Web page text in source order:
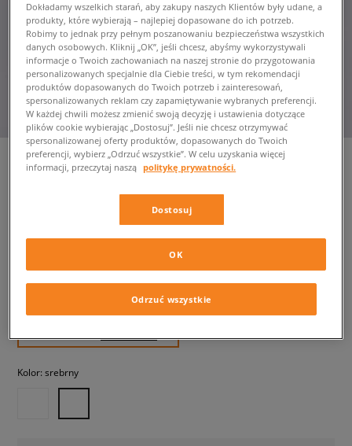
184,99 zł z VAT
189,99 zł -3%
(najniższa cena z 30 dni przed obniżką)
(Cena początkowa)
SIZEERCLUB
Kolor: srebrny
Dokładamy wszelkich starań, aby zakupy naszych Klientów były udane, a
produkty, które wybierają – najlepiej dopasowane do ich potrzeb.
Robimy to jednak przy pełnym poszanowaniu bezpieczeństwa wszystkich
danych osobowych. Kliknij „OK”, jeśli chcesz, abyśmy wykorzystywali
informacje o Twoich zachowaniach na naszej stronie do przygotowania
personalizowanych specjalnie dla Ciebie treści, w tym rekomendacji
produktów dopasowanych do Twoich potrzeb i zainteresowań,
spersonalizowanych reklam czy zapamiętywanie wybranych preferencji.
W każdej chwili możesz zmienić swoją decyzję i ustawienia dotyczące
plików cookie wybierając „Dostosuj”. Jeśli nie chcesz otrzymywać
spersonalizowanej oferty produktów, dopasowanych do Twoich
preferencji, wybierz „Odrzuć wszystkie”. W celu uzyskania więcej
informacji, przeczytaj naszą politykę prywatności.
Dostosuj
Odrzuć wszystkie
OK